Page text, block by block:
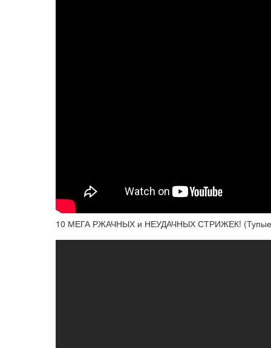
10 МЕГА РЖАЧНЫХ и НЕУДАЧНЫХ СТРИЖЕК!